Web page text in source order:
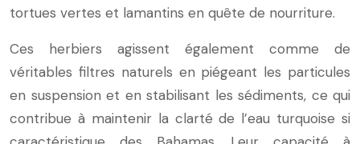
tortues vertes et lamantins en quête de nourriture.
Ces herbiers agissent également comme de
véritables filtres naturels en piégeant les particules
en suspension et en stabilisant les sédiments, ce qui
contribue à maintenir la clarté de l’eau turquoise si